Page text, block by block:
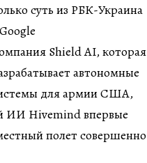
суть из РБК-Украина
Shield AI, которая
автономные
для армии США,
ИИ Hivemind впервые
полет совершенно